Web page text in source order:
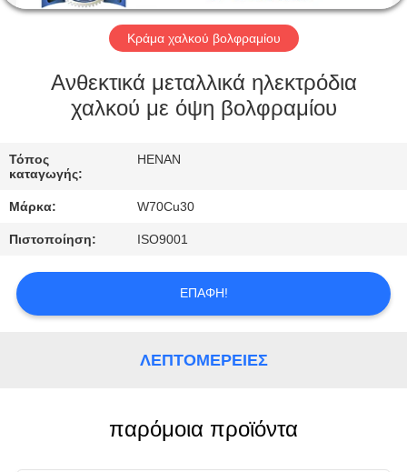
ΓΎΡΟΣ
ΕΡΓΟΣΤΑΣΊΩΝ
ΣΕ
ΜΕ
ΕΙΔΉΣΕΙΣ
Κράμα χαλκού βολφραμίου
Ανθεκτικά μεταλλικά ηλεκτρόδια
χαλκού με όψη βολφραμίου
Τόπος
καταγωγής:
HENAN
Μάρκα: W70Cu30
Πιστοποίηση: ISO9001
ΕΠΑΦΉ!
ΛΕΠΤΟΜΈΡΕΙΕΣ
παρόμοια προϊόντα